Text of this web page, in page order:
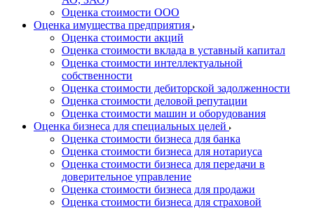
Оценка стоимости ООО
Оценка имущества предприятия
Оценка стоимости акций
Оценка стоимости вклада в уставный капитал
Оценка стоимости интеллектуальной
собственности
Оценка стоимости дебиторской задолженности
Оценка стоимости деловой репутации
Оценка стоимости машин и оборудования
Оценка бизнеса для специальных целей
Оценка стоимости бизнеса для банка
Оценка стоимости бизнеса для нотариуса
Оценка стоимости бизнеса для передачи в
доверительное управление
Оценка стоимости бизнеса для продажи
Оценка стоимости бизнеса для страховой